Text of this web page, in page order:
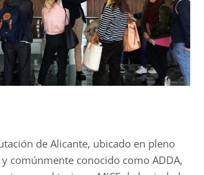
de Alicante, ubicado en pleno
comúnmente conocido como ADDA,